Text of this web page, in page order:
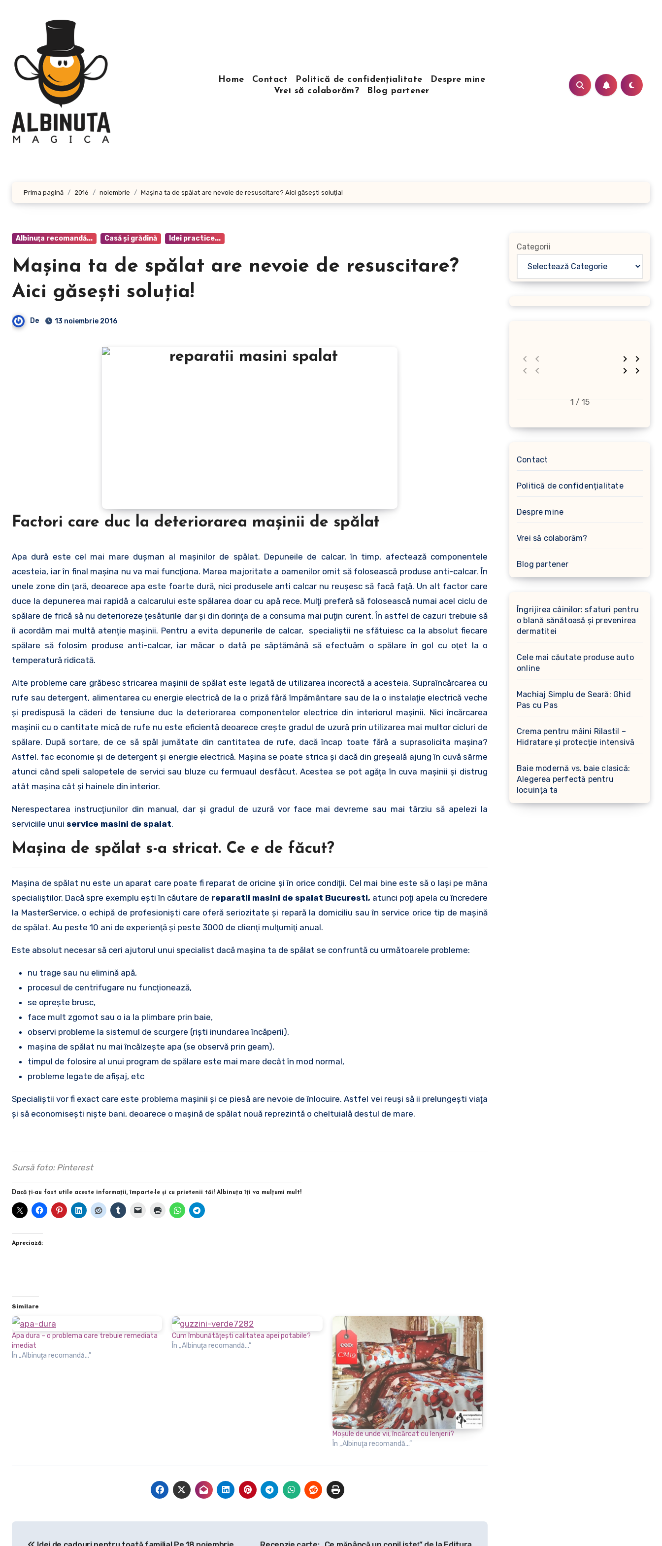
Home Contact Politică de confidențialitate
Despre mine
Vrei să colaborăm?
Blog partener
Prima pagină 2016 noiembrie Maşina ta de spălat are nevoie de resuscitare? Aici găseşti soluţia!
Albinuţa recomandă... Casă şi grădină Idei practice...
Maşina ta de spălat are nevoie de resuscitare?
Aici găseşti soluţia!
De 13 noiembrie 2016
Factori care duc la deteriorarea maşinii de spălat
Apa dură este cel mai mare duşman al maşinilor de spălat. Depuneile de calcar, în timp, afectează componentele
acesteia, iar în final maşina nu va mai funcţiona. Marea majoritate a oamenilor omit să folosească produse anti-calcar. În
unele zone din ţară, deoarece apa este foarte dură, nici produsele anti calcar nu reuşesc să facă faţă. Un alt factor care
duce la depunerea mai rapidă a calcarului este spălarea doar cu apă rece. Mulţi preferă să folosească numai acel ciclu de
spălare de frică să nu deterioreze ţesăturile dar şi din dorinţa de a consuma mai puţin curent. În astfel de cazuri trebuie să
îi acordăm mai multă atenţie maşinii. Pentru a evita depunerile de calcar, specialiştii ne sfătuiesc ca la absolut fiecare
spălare să folosim produse anti-calcar, iar măcar o dată pe săptămână să efectuăm o spălare în gol cu oţet la o
temperatură ridicată.
Alte probleme care grăbesc stricarea maşinii de spălat este legată de utilizarea incorectă a acesteia. Supraîncărcarea cu
rufe sau detergent, alimentarea cu energie electrică de la o priză fără împământare sau de la o instalaţie electrică veche
şi predispusă la căderi de tensiune duc la deteriorarea componentelor electrice din interiorul maşinii. Nici încărcarea
maşinii cu o cantitate mică de rufe nu este eficientă deoarece creşte gradul de uzură prin utilizarea mai multor cicluri de
spălare. După sortare, de ce să spăl jumătate din cantitatea de rufe, dacă încap toate fără a suprasolicita maşina?
Astfel, fac economie şi de detergent şi energie electrică. Maşina se poate strica şi dacă din greşeală ajung în cuvă sârme
atunci când speli salopetele de servici sau bluze cu fermuaul desfăcut. Acestea se pot agăţa în cuva maşinii şi distrug
atât maşina cât şi hainele din interior.
Nerespectarea instrucţiunilor din manual, dar şi gradul de uzură vor face mai devreme sau mai târziu să apelezi la
serviciile unui service masini de spalat.
Maşina de spălat s-a stricat. Ce e de făcut?
Maşina de spălat nu este un aparat care poate fi reparat de oricine şi în orice condiţii. Cel mai bine este să o laşi pe mâna
specialiştilor. Dacă spre exemplu eşti în căutare de reparatii masini de spalat Bucuresti, atunci poţi apela cu încredere
la MasterService, o echipă de profesionişti care oferă seriozitate şi repară la domiciliu sau în service orice tip de maşină
de spălat. Au peste 10 ani de experienţă şi peste 3000 de clienţi mulţumiţi anual.
Este absolut necesar să ceri ajutorul unui specialist dacă maşina ta de spălat se confruntă cu următoarele probleme:
nu trage sau nu elimină apă,
procesul de centrifugare nu funcţionează,
se opreşte brusc,
face mult zgomot sau o ia la plimbare prin baie,
observi probleme la sistemul de scurgere (rişti inundarea încăperii),
maşina de spălat nu mai încălzeşte apa (se observă prin geam),
timpul de folosire al unui program de spălare este mai mare decât în mod normal,
probleme legate de afişaj, etc
Specialiştii vor fi exact care este problema maşinii şi ce piesă are nevoie de înlocuire. Astfel vei reuşi să ii prelungeşti viaţa
şi să economiseşti nişte bani, deoarece o maşină de spălat nouă reprezintă o cheltuială destul de mare.
Sursă foto: Pinterest
Dacă ţi-au fost utile aceste informaţii, împarte-le şi cu prietenii tăi! Albinuţa îţi va mulţumi mult!
Apreciază:
Similare
Apa dura – o problema care trebuie remediata
imediat
În „Albinuţa recomandă...”
Cum îmbunătăţeşti calitatea apei potabile?
În „Albinuţa recomandă...”
Moşule de unde vii, încărcat cu lenjerii?
În „Albinuţa recomandă...”
Categorii
1 / 15
Contact
Politică de confidențialitate
Despre mine
Vrei să colaborăm?
Blog partener
Îngrijirea câinilor: sfaturi pentru
o blană sănătoasă și prevenirea
dermatitei
Cele mai căutate produse auto
online
Machiaj Simplu de Seară: Ghid
Pas cu Pas
Crema pentru mâini Rilastil –
Hidratare și protecție intensivă
Baie modernă vs. baie clasică:
Alegerea perfectă pentru
locuința ta